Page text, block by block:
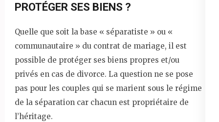
PROTÉGER SES BIENS ?
Quelle que soit la base « séparatiste » ou «
communautaire » du contrat de mariage, il est
possible de protéger ses biens propres et/ou
privés en cas de divorce. La question ne se pose
pas pour les couples qui se marient sous le régime
de la séparation car chacun est propriétaire de
l’héritage.